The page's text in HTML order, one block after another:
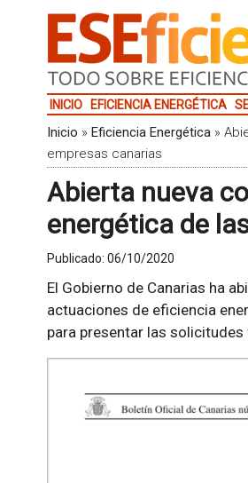
INICIO EFICIENCIA ENERGÉTICA
Inicio » Eficiencia Energética»
empresas canarias
Abierta nueva
energética de
Publicado: 06/10/2020
El Gobierno de Canarias ha
actuaciones de eficiencia
para presentar las